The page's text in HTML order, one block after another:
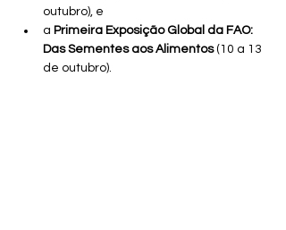
outubro), e
a Primeira Exposição Global da FAO:
Das Sementes aos Alimentos (10 a 13
de outubro).